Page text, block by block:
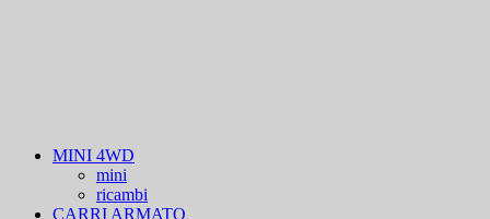
MINI 4WD
mini
ricambi
CARRI ARMATO